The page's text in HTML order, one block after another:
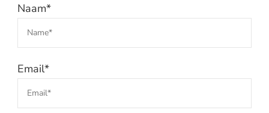
Naam*
Email*